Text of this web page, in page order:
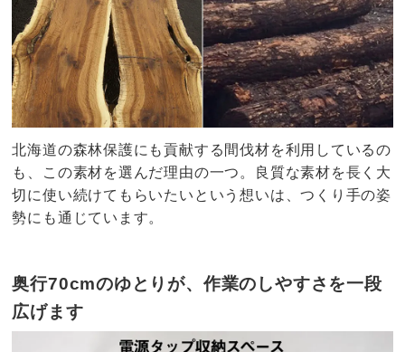
北海道の森林保護にも貢献する間伐材を利用しているの
も、この素材を選んだ理由の一つ。良質な素材を長く大
切に使い続けてもらいたいという想いは、つくり手の姿
勢にも通じています。
奥行70cmのゆとりが、作業のしやすさを一段
広げます